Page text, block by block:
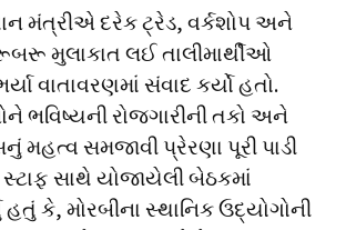
મંત્રીએ દરેક ટ્રેડ, વર્કશોપ અને
મુલાકાત લઈ તાલીમાર્થીઓ
વાતાવરણમાં સંવાદ કર્યો હતો.
ભવિષ્યની રોજગારીની તકો અને
મહત્વ સમજાવી પ્રેરણા પૂરી પાડી
સાથે યોજાયેલી બેઠકમાં
કે, મોરબીના સ્થાનિક ઉદ્યોગોની